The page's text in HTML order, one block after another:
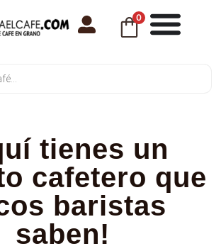
0
tienes un
cafetero que
baristas
saben!